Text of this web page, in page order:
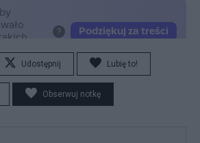
Udostępnij Lubię to!
Obserwuj notkę